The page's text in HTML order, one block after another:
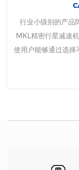
行业小级别的产品
MKL精密行星减速
使用户能够通过选择
特定的扭矩和速度
进了可扩展性，允